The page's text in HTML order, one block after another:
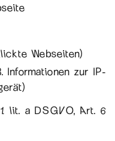
Webseiten)
Informationen zur IP-
lit. a DSGVO, Art. 6